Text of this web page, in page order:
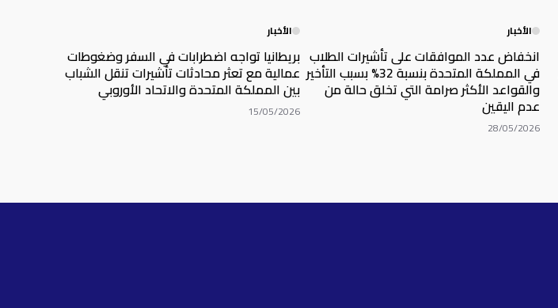
الأخبار
انخفاض عدد الموافقات على تأشيرات الطلاب
في المملكة المتحدة بنسبة 32% بسبب التأخير
والقواعد الأكثر صرامة التي تخلق حالة من
عدم اليقين
28/05/2026
الأخبار
بريطانيا تواجه اضطرابات في السفر وضغوطات
عمالية مع تعثر محادثات تأشيرات تنقل الشباب
بين المملكة المتحدة والاتحاد الأوروبي
15/05/2026